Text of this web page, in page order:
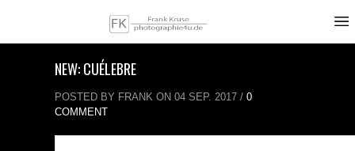
NEW: CUÉLEBRE
POSTED BY FRANK ON 04 SEP. 2017 / 0
COMMENT